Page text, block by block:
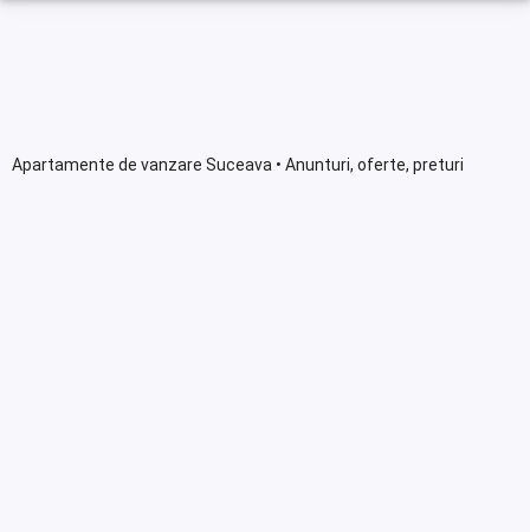
Apartamente de vanzare Suceava • Anunturi, oferte, preturi